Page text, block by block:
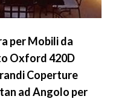
per Mobili da
Oxford 420D
Coperture
ad Angolo per